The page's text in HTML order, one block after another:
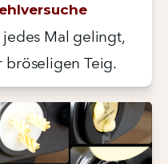
jedes Mal gelingt,
Teig.